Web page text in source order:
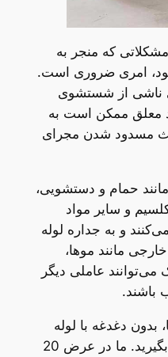
که منجر به
امری ضروری است.
ناشی از شستشوی
معلق ممکن است به
مسدود شدن مجرای
حمام و دستشویی،
و سایر مواد
و به جداره لوله
مانند موها،
عاملی دیگر
باشند.
بدون دغدغه با لوله
بازکنی فاز 9 پردیس تماس بگیرید. ما در عرض 20